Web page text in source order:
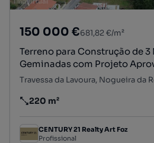
150 000 €681,82 €/m²
Terreno para Construção de 3
Geminadas com Projeto
Preço por metro quadrado
220 m²
CENTURY 21 Realty Art Foz
Profissional